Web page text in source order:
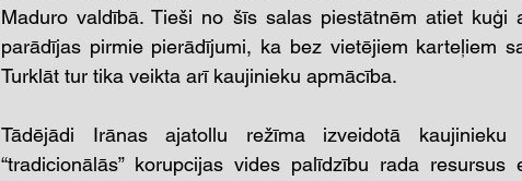
Maduro valdībā. Tieši no šīs salas piestātnēm atiet kuģi
parādījas pirmie pierādījumi, ka bez vietējiem karteļiem
Turklāt tur tika veikta arī kaujinieku apmācība.
Tādējādi Irānas ajatollu režīma izveidotā kaujinieku
“tradicionālās” korupcijas vides palīdzību rada